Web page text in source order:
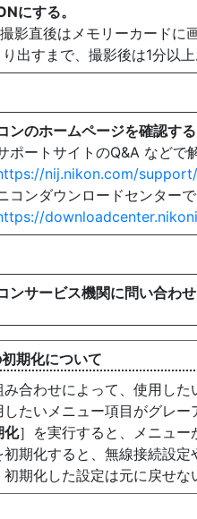
にする。
撮影直後はメモリーカードに
り出すまで、撮影後は1分以上
ンのホームページを確認する
ポートサイトのQ&A などで
nij.nikon.com/support/
コンダウンロードセンター
ンサービス機関に問い合わせ
期化について
み合わせによって、使用し
したいメニュー項目がグレ
化］を実行すると、メニュー
初期化すると、無線接続設
期化した設定は元に戻せな